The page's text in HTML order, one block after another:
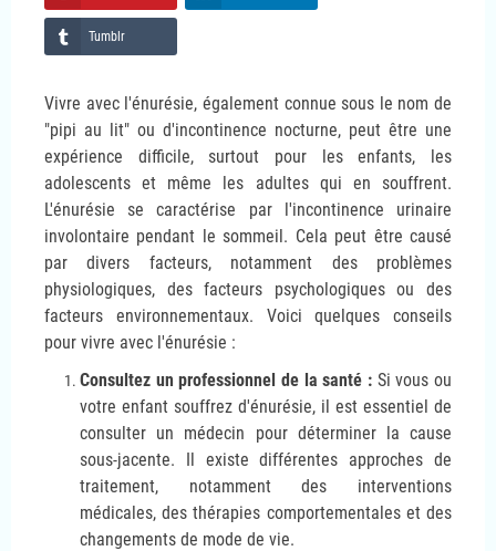
Tumblr
Vivre avec l'énurésie, également connue sous le nom de
"pipi au lit" ou d'incontinence nocturne, peut être une
expérience difficile, surtout pour les enfants, les
adolescents et même les adultes qui en souffrent.
L'énurésie se caractérise par l'incontinence urinaire
involontaire pendant le sommeil. Cela peut être causé
par divers facteurs, notamment des problèmes
physiologiques, des facteurs psychologiques ou des
facteurs environnementaux. Voici quelques conseils
pour vivre avec l'énurésie :
Consultez un professionnel de la santé : Si vous ou
votre enfant souffrez d'énurésie, il est essentiel de
consulter un médecin pour déterminer la cause
sous-jacente. Il existe différentes approches de
traitement, notamment des interventions
médicales, des thérapies comportementales et des
changements de mode de vie.